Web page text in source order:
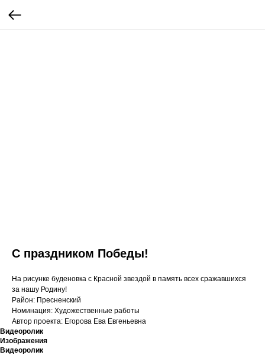
С праздником Победы!
На рисунке буденовка с Красной звездой в память всех сражавшихся
за нашу Родину!
Район: Пресненский
Номинация: Художественные работы
Автор проекта: Егорова Ева Евгеньевна
Видеоролик
Изображения
Видеоролик